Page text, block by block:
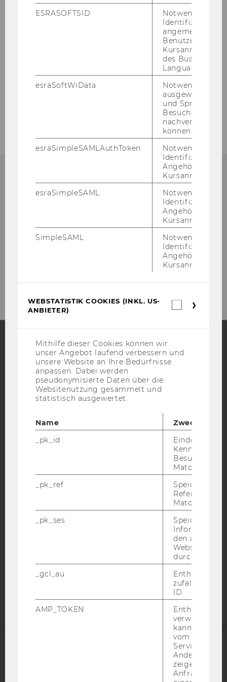
Stellenanzeigen
Rech­nungs­we­sen
Ab­tei­lung für Rech­nungs­we­sen, Steu­ern
Welt­han­dels­platz 1,Ge­bäu­de AD, 1. OG
FacebookInstagramBlog
YouTube Newsletter
BARRIEREFREIHEITSERKLÄRUNG WEBSEITE
DATENSCHUTZERKLÄRUNG
DATENSCHUTZERKLÄRUNG SOCIAL MEDIA
DATENSCHUTZERKLÄRUNG
STUDIENBEWERBER*INNEN UND STUDIERENDE
Barrierefreiheitserklärung
ESRASOFTSID
Notwendig zur
Identifizierung
angemeldeten
Benutzers im
des Business
Language
esraSoftWiData
Notwendig um
ausgewählte
und
Besuchers
nachverfolgen
können.
esraSimpleSAMLAuthToken
Notwendig zur
Identifizierung
Angehörige/r für
Kursanmeldung.
esraSimpleSAML
Notwendig zur
Identifizierung
Angehörige/r für
Kursanmeldung.
SimpleSAML
Notwendig zur
Identifizierung
Angehörige/r für
Kursanmeldung.
WEBSTATISTIK COOKIES (INKL. US-
ANBIETER)
Mithilfe dieser Cookies können wir
unser Angebot laufend verbessern und
unsere Website an Ihre Bedürfnisse
anpassen. Dabei werden
pseudonymisierte Daten über die
Websitenutzung gesammelt und
statistisch ausgewertet.
Name
Zweck
_pk_id
Eindeutige
Besuchers
Matomo.
_pk_ref
Speicherung
Referrers
Matomo.
_pk_ses
Speicherung
den aktuellen
durch
_gcl_au
Enthält eine
ID.
AMP_TOKEN
Enthält ein
verwendet
kann, um
vom AMP-
Service
Andere
zeigen Opt-
Anfrage im